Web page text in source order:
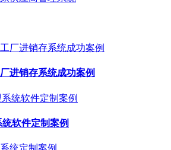
进销存系统成功案例
软件定制案例